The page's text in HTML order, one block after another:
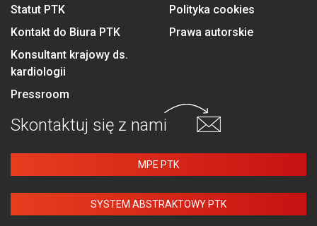
Statut PTK
Kontakt do Biura PTK
Konsultant krajowy ds.
kardiologii
Pressroom
Polityka cookies
Prawa autorskie
Skontaktuj się z nami
MPE PTK
SYSTEM ABSTRAKTOWY PTK